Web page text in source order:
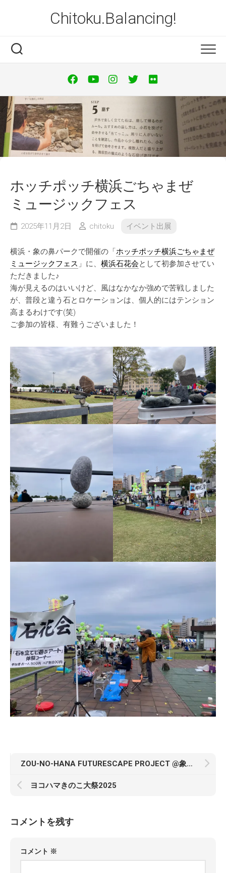
Chitoku.Balancing!
ホッチポッチ横浜ごちゃまぜ
ミュージックフェス
2025年11月2日 chitoku イベント出展
横浜・象の鼻パークで開催の「ホッチポッチ横浜ごちゃまぜ
ミュージックフェス 」に、 横浜石花会として初参加させてい
ただきました♪
海が見えるのはいいけど、風はなかなか強めで苦戦しました
が、普段と違う石とロケーションは、個人的にはテンション
高まるわけです(笑)
ご参加の皆様、有難うございました！
ZOU-NO-HANA FUTURESCAPE PROJECT @象の鼻パーク
ヨコハマきのこ大祭2025
コメントを残す
コメント ※